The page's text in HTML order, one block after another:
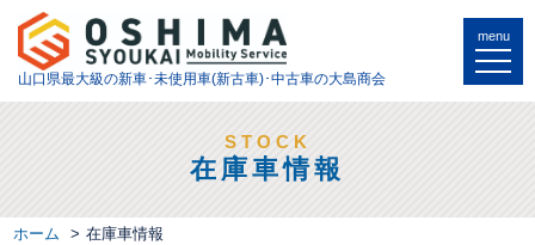
山口県最大級の新車･未使用車(新古車)･中古車の大島商会
menu
STOCK
在庫車情報
ホーム 在庫車情報